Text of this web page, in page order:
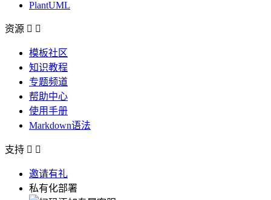
PlantUML
资源  
模板社区
知识教程
专题频道
帮助中心
使用手册
Markdown语法
支持  
邀请有礼
私有化部署